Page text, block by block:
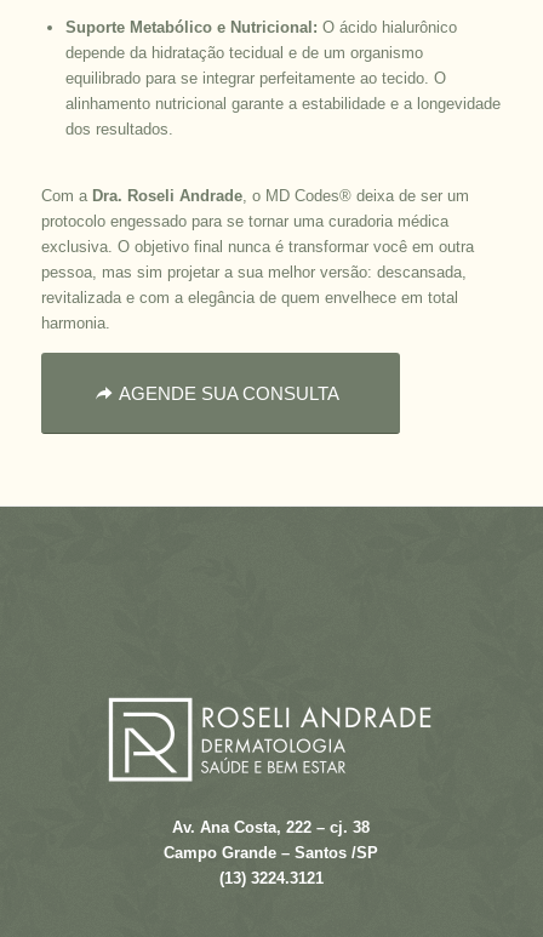
Suporte Metabólico e Nutricional: O ácido hialurônico
depende da hidratação tecidual e de um organismo
equilibrado para se integrar perfeitamente ao tecido. O
alinhamento nutricional garante a estabilidade e a longevidade
dos resultados.
Com a Dra. Roseli Andrade, o MD Codes® deixa de ser um
protocolo engessado para se tornar uma curadoria médica
exclusiva. O objetivo final nunca é transformar você em outra
pessoa, mas sim projetar a sua melhor versão: descansada,
revitalizada e com a elegância de quem envelhece em total
harmonia.
AGENDE SUA CONSULTA
Av. Ana Costa, 222 – cj. 38
Campo Grande – Santos /SP
(13) 3224.3121